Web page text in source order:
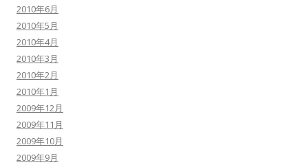
2010年6月
2010年5月
2010年4月
2010年3月
2010年2月
2010年1月
2009年12月
2009年11月
2009年10月
2009年9月